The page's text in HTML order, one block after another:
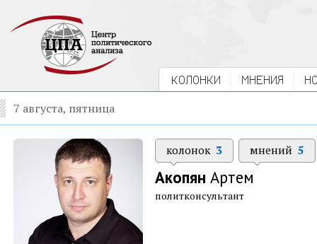
КОЛОНКИ МНЕНИЯ
7 августа, пятница
колонок 3 мнений 5
Акопян Артем
политконсультант